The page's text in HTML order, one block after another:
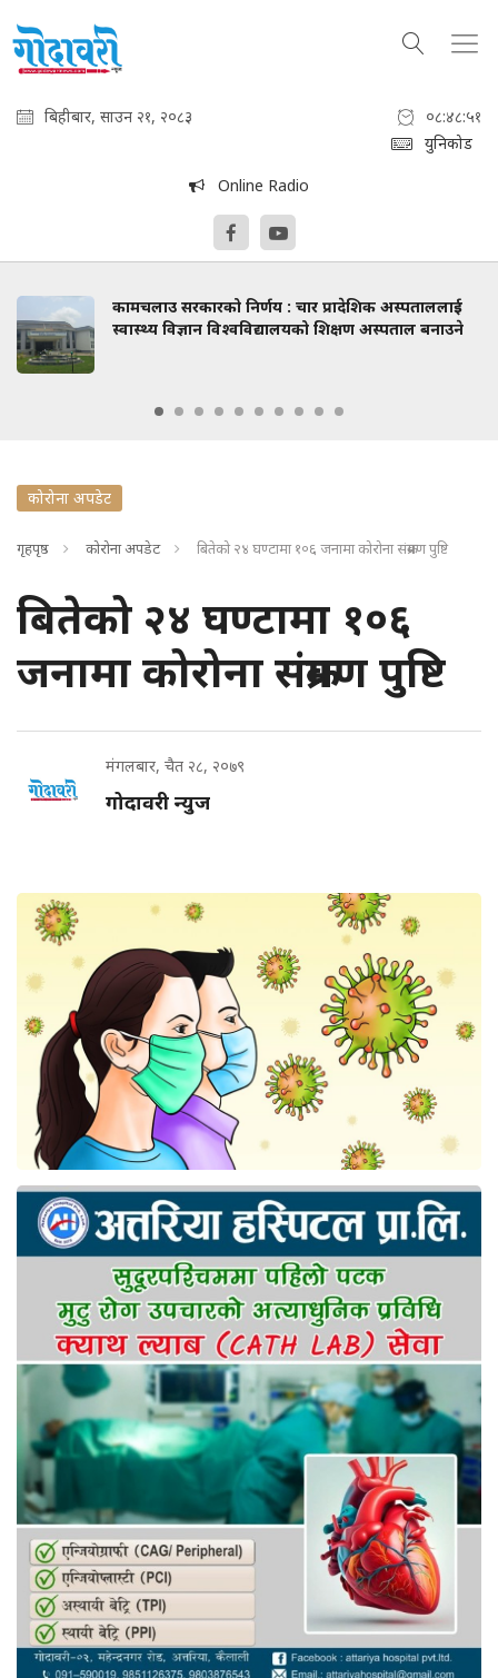
बिहीबार, साउन २१, २०८३
०८:४८:५१
युनिकोड
Online Radio
कामचलाउ सरकारको निर्णय : चार प्रादेशिक अस्पताललाई
स्वास्थ्य विज्ञान विश्वविद्यालयको शिक्षण अस्पताल बनाउने
कोरोना अपडेट
गृहपृष्ठ कोरोना अपडेट बितेको २४ घण्टामा १०६ जनामा कोरोना संक्रमण पुष्टि
बितेको २४ घण्टामा १०६
जनामा कोरोना संक्रमण पुष्टि
मंगलबार, चैत २८, २०७९
गोदावरी न्युज